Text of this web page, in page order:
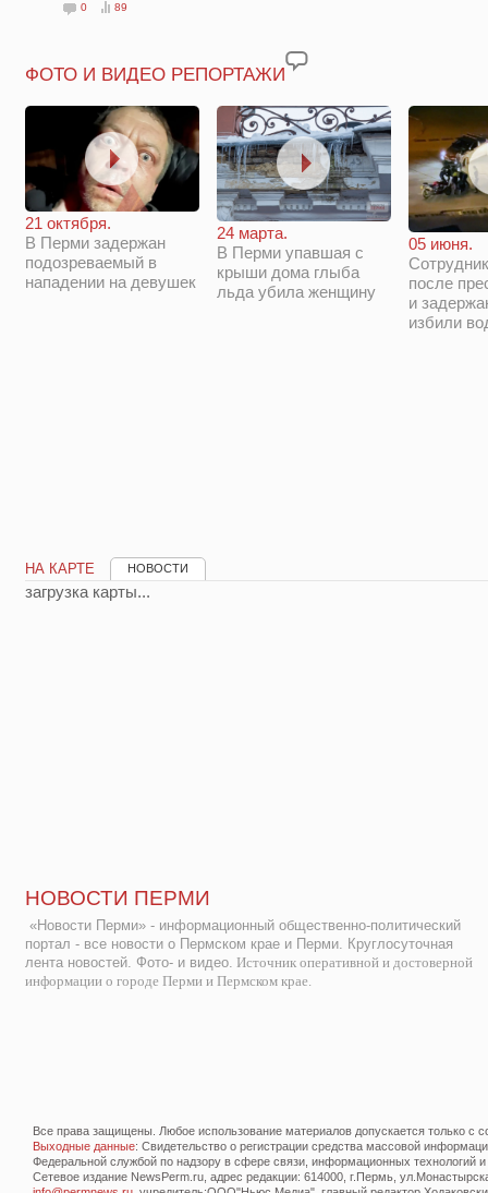
0 89
ФОТО И ВИДЕО РЕПОРТАЖИ
21 октября.
В Перми задержан
подозреваемый в
нападении на девушек
24 марта.
В Перми упавшая с
крыши дома глыба
льда убила женщину
05 июня.
после
и
избили
НА КАРТЕ НОВОСТИ
загрузка карты...
НОВОСТИ ПЕРМИ
«Новости Перми» - информационный общественно-политический
портал - все новости о Пермском крае и Перми. Круглосуточная
лента новостей. Фото- и видео. Источник оперативной и достоверной
информации о городе Перми и Пермском крае.
Все права защищены. Любое использование материалов допускается только с
Выходные данные: Свидетельство о регистрации средства массовой
Федеральной службой по надзору в сфере связи, информационных технологий
Сетевое издание NewsPerm.ru, адрес редакции: 614000, г.Пермь,